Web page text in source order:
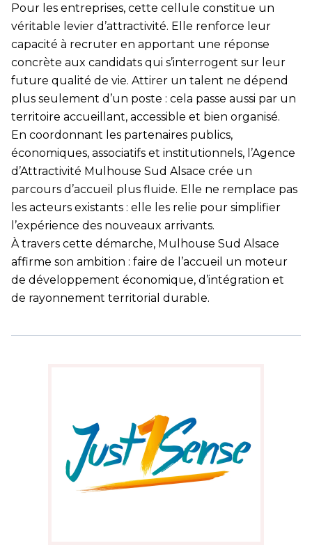
Pour les entreprises, cette cellule constitue un
véritable levier d’attractivité. Elle renforce leur
capacité à recruter en apportant une réponse
concrète aux candidats qui s’interrogent sur leur
future qualité de vie. Attirer un talent ne dépend
plus seulement d’un poste : cela passe aussi par un
territoire accueillant, accessible et bien organisé.
En coordonnant les partenaires publics,
économiques, associatifs et institutionnels, l’Agence
d’Attractivité Mulhouse Sud Alsace crée un
parcours d’accueil plus fluide. Elle ne remplace pas
les acteurs existants : elle les relie pour simplifier
l’expérience des nouveaux arrivants.
À travers cette démarche, Mulhouse Sud Alsace
affirme son ambition : faire de l’accueil un moteur
de développement économique, d’intégration et
de rayonnement territorial durable.